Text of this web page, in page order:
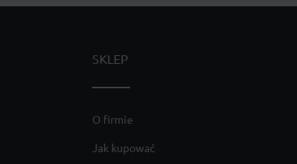
SKLEP
O firmie
Jak kupować